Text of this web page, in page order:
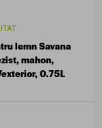
lemn Savana
mahon,
0.75L